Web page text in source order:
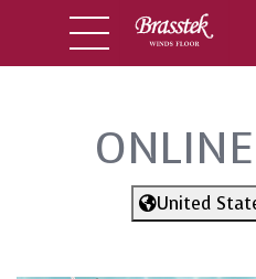
United